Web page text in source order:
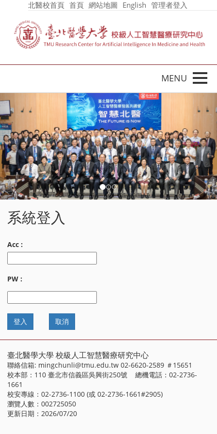
北醫校首頁 首頁 網站地圖 English 管理者登入
Toggle
系統登入
Acc :
PW :
臺北醫學大學 校級人工智慧醫療研究中心
聯絡信箱: mingchunli@tmu.edu.tw 02-6620-2589 ＃15651
校本部：110 臺北市信義區吳興街250號 總機電話：02-2736-
1661
校安專線：02-2736-1100 (或 02-2736-1661#2905)
瀏覽人數：002725050
更新日期：2026/07/20